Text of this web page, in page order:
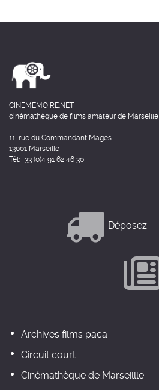
CINEMEMOIRE.NET
cinémathèque de films amateur de Marseille
11, rue du Commandant Mages
13001 Marseille
Tél: +33 (0)4 91 62 46 30
Déposez
Archives films paca
Circuit court
Cinémathèque de Marseillle